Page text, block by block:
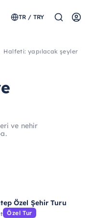
TR / TRY
Halfeti: yapılacak şeyler
ve nehir
Özel Şehir Turu
Özel Tur